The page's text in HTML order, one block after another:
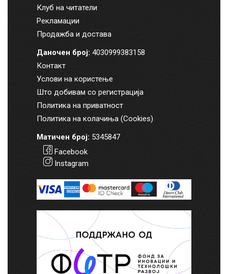
Клуб на читатели
Рекламации
Продажба и достава
Даночен број: 4030999383158
Контакт
Услови на користење
Што добивам со регистрација
Политика на приватност
Политика на колачиња (Cookies)
Матичен број: 5345847
Facebook
Instagram